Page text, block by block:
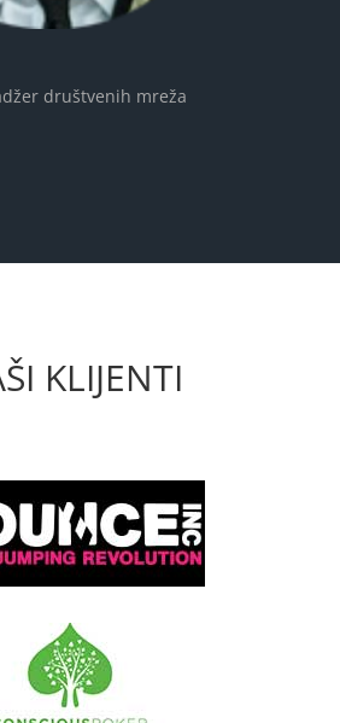
društvenih mreža
KLIJENTI